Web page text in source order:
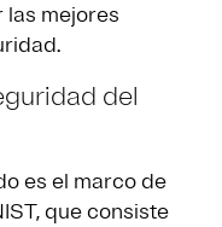
mejores
del
es el marco de
que consiste